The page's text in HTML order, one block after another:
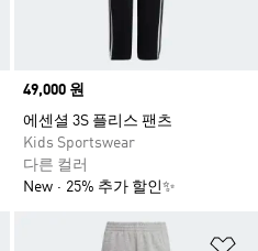
Price
49,000 원
에센셜 3S 플리스 팬츠
Kids Sportswear
다른 컬러
New
25% 추가 할인✨
위시리스트 담기